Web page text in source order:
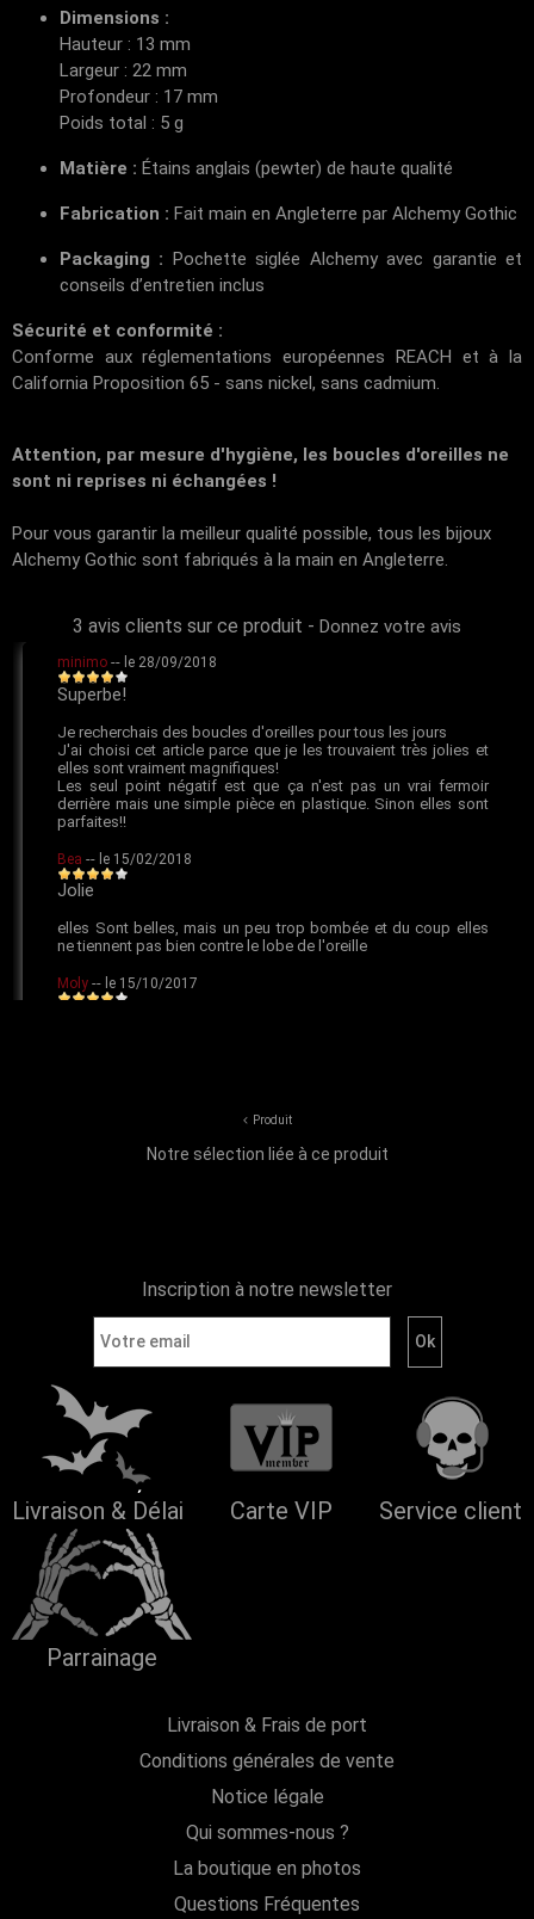
Dimensions :
Hauteur : 13 mm
Largeur : 22 mm
Profondeur : 17 mm
Poids total : 5 g
Matière : Étains anglais (pewter) de haute qualité
Fabrication : Fait main en Angleterre par Alchemy Gothic
Packaging : Pochette siglée Alchemy avec garantie et
conseils d’entretien inclus
Sécurité et conformité :
Conforme aux réglementations européennes REACH et à la
California Proposition 65 - sans nickel, sans cadmium.
Attention, par mesure d'hygiène, les boucles d'oreilles ne
sont ni reprises ni échangées !
Pour vous garantir la meilleur qualité possible, tous les bijoux
Alchemy Gothic sont fabriqués à la main en Angleterre.
3 avis clients sur ce produit - Donnez votre avis
Produit
Notre sélection liée à ce produit
Inscription à notre newsletter
Livraison & Délai Carte VIP Service client
Parrainage
Livraison & Frais de port
Conditions générales de vente
Notice légale
Qui sommes-nous ?
La boutique en photos
Questions Fréquentes